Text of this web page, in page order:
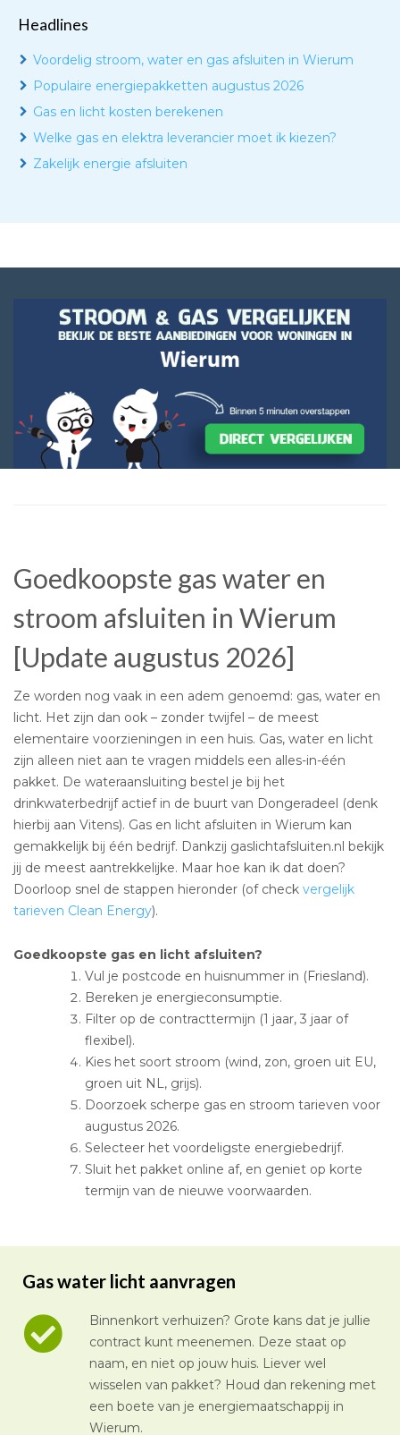
Headlines
Voordelig stroom, water en gas afsluiten in Wierum
Populaire energiepakketten augustus 2026
Gas en licht kosten berekenen
Welke gas en elektra leverancier moet ik kiezen?
Zakelijk energie afsluiten
Goedkoopste gas water en
stroom afsluiten in Wierum
[Update augustus 2026]
Ze worden nog vaak in een adem genoemd: gas, water en
licht. Het zijn dan ook – zonder twijfel – de meest
elementaire voorzieningen in een huis. Gas, water en licht
zijn alleen niet aan te vragen middels een alles-in-één
pakket. De wateraansluiting bestel je bij het
drinkwaterbedrijf actief in de buurt van Dongeradeel (denk
hierbij aan Vitens). Gas en licht afsluiten in Wierum kan
gemakkelijk bij één bedrijf. Dankzij gaslichtafsluiten.nl bekijk
jij de meest aantrekkelijke. Maar hoe kan ik dat doen?
Doorloop snel de stappen hieronder (of check vergelijk
tarieven Clean Energy).
Goedkoopste gas en licht afsluiten?
Vul je postcode en huisnummer in (Friesland).
Bereken je energieconsumptie.
Filter op de contracttermijn (1 jaar, 3 jaar of
flexibel).
Kies het soort stroom (wind, zon, groen uit EU,
groen uit NL, grijs).
Doorzoek scherpe gas en stroom tarieven voor
augustus 2026.
Selecteer het voordeligste energiebedrijf.
Sluit het pakket online af, en geniet op korte
termijn van de nieuwe voorwaarden.
Gas water licht aanvragen
Binnenkort verhuizen? Grote kans dat je jullie
contract kunt meenemen. Deze staat op
naam, en niet op jouw huis. Liever wel
wisselen van pakket? Houd dan rekening met
een boete van je energiemaatschappij in
Wierum.